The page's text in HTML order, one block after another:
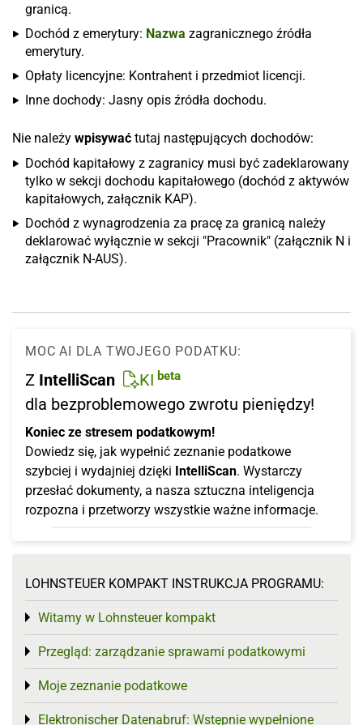
granicą.
Dochód z emerytury: Nazwa zagranicznego źródła
emerytury.
Opłaty licencyjne: Kontrahent i przedmiot licencji.
Inne dochody: Jasny opis źródła dochodu.
Nie należy wpisywać tutaj następujących dochodów:
Dochód kapitałowy z zagranicy musi być zadeklarowany
tylko w sekcji dochodu kapitałowego (dochód z aktywów
kapitałowych, załącznik KAP).
Dochód z wynagrodzenia za pracę za granicą należy
deklarować wyłącznie w sekcji "Pracownik" (załącznik N i
załącznik N-AUS).
MOC AI DLA TWOJEGO PODATKU:
Z IntelliScan KI beta
dla bezproblemowego zwrotu pieniędzy!
Koniec ze stresem podatkowym!
Dowiedz się, jak wypełnić zeznanie podatkowe
szybciej i wydajniej dzięki IntelliScan. Wystarczy
przesłać dokumenty, a nasza sztuczna inteligencja
rozpozna i przetworzy wszystkie ważne informacje.
LOHNSTEUER KOMPAKT INSTRUKCJA PROGRAMU:
Witamy w Lohnsteuer kompakt
Toggle menu
Przegląd: zarządzanie sprawami podatkowymi
Toggle menu
Moje zeznanie podatkowe
Toggle menu
Elektronischer Datenabruf: Wstępnie wypełnione
Toggle menu